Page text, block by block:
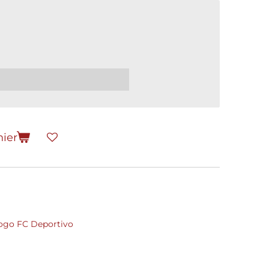
FC Deportivo